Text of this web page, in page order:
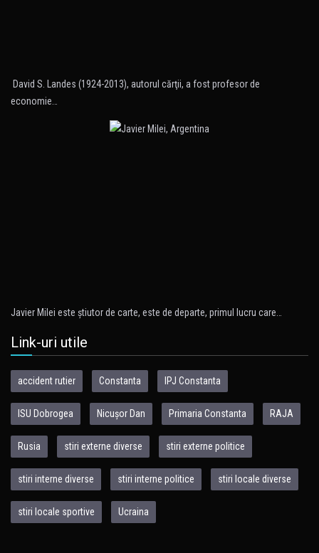
David S. Landes (1924-2013), autorul cărţii, a fost profesor de
economie…
Javier Milei este ştiutor de carte, este de departe, primul lucru care…
Link-uri utile
accident rutier Constanta IPJ Constanta
ISU Dobrogea Nicușor Dan Primaria Constanta RAJA
Rusia stiri externe diverse stiri externe politice
stiri interne diverse stiri interne politice stiri locale diverse
stiri locale sportive Ucraina